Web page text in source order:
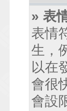
» 表
表情
生，
以在
會很
會設